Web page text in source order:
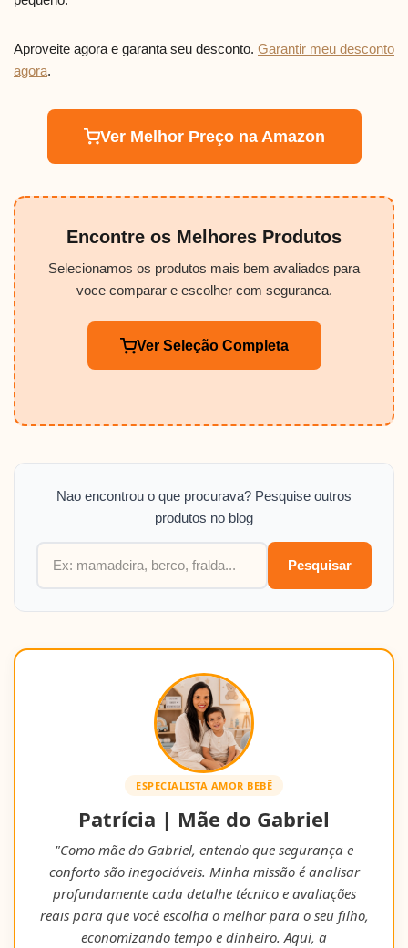
Aproveite agora e garanta seu desconto. Garantir meu desconto
agora.
Ver Melhor Preço na Amazon
Encontre os Melhores Produtos
Selecionamos os produtos mais bem avaliados para
voce comparar e escolher com seguranca.
Ver Seleção Completa
Nao encontrou o que procurava? Pesquise outros
produtos no blog
Pesquisar
ESPECIALISTA AMOR BEBÊ
Patrícia | Mãe do Gabriel
"Como mãe do Gabriel, entendo que segurança e
conforto são inegociáveis. Minha missão é analisar
profundamente cada detalhe técnico e avaliações
reais para que você escolha o melhor para o seu filho,
economizando tempo e dinheiro. Aqui, a